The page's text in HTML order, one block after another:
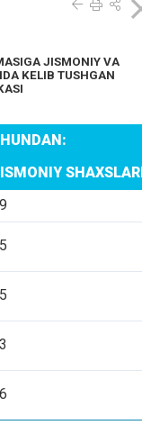
JISMONIY VA
KELIB TUSHGAN